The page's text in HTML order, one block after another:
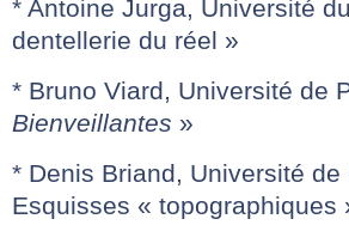
* Antoine Jurga, Université
dentellerie du réel »
* Bruno Viard, Université de
Bienveillantes »
* Denis Briand, Université
Esquisses «